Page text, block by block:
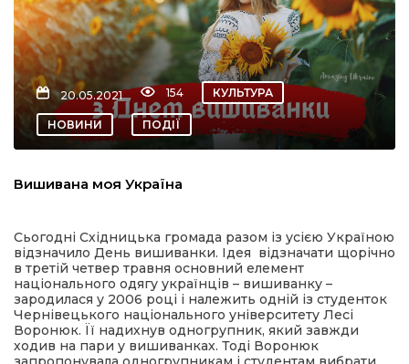
20.05.2021 154 КУЛЬТУРА
НОВИНИ ПОДІЇ
Вишивана моя Україна
Сьогодні Східницька громада разом із усією Україною
відзначило День вишиванки. Ідея відзначати щорічно
в третій четвер травня основний елемент
національного одягу українців – вишиванку –
зародилася у 2006 році і належить одній із студенток
Чернівецького національного університету Лесі
Воронюк. Її надихнув одногрупник, який завжди
ходив на пари у вишиванках. Тоді Воронюк